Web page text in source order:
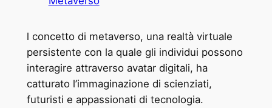
l concetto di metaverso, una realtà virtuale
persistente con la quale gli individui possono
interagire attraverso avatar digitali, ha
catturato l’immaginazione di scienziati,
futuristi e appassionati di tecnologia.